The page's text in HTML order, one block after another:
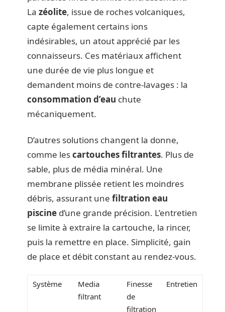
La zéolite, issue de roches volcaniques,
capte également certains ions
indésirables, un atout apprécié par les
connaisseurs. Ces matériaux affichent
une durée de vie plus longue et
demandent moins de contre-lavages : la
consommation d’eau chute
mécaniquement.
D’autres solutions changent la donne,
comme lescartouches filtrantes. Plus de
sable, plus de média minéral. Une
membrane plissée retient les moindres
débris, assurant une filtration eau
piscine d’une grande précision. L’entretien
se limite à extraire la cartouche, la rincer,
puis la remettre en place. Simplicité, gain
de place et débit constant au rendez-vous.
Système
Media
filtrant
Finesse
de
filtration
Entretien